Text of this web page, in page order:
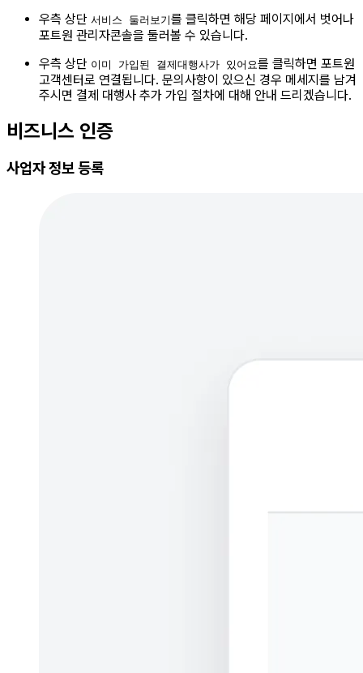
우측 상단 서비스 둘러보기를 클릭하면 해당 페이지에서 벗어나
포트원 관리자콘솔을 둘러볼 수 있습니다.
우측 상단 이미 가입된 결제대행사가 있어요를 클릭하면 포트원
고객센터로 연결됩니다. 문의사항이 있으신 경우 메세지를 남겨
주시면 결제 대행사 추가 가입 절차에 대해 안내 드리겠습니다.
비즈니스 인증
사업자 정보 등록